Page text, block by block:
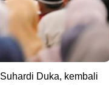
Duka, kembali